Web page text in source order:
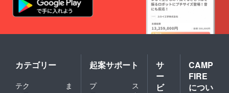
キング
いずれ
かを明
記くだ
全て、
有効期
限は
2022年
8月まで
カテゴリー
テク
ま
起案サポート
プ
ス
サ
ー
ビ
CAMP
FIRE
につい